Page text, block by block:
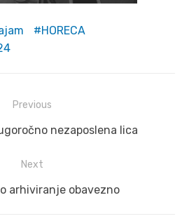
HORECA
Previous
nezaposlena lica
Next
arhiviranje obavezno